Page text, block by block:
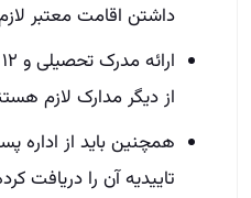
داشتن اقامت معتبر
از دیگر مدارک لازم
همچنین باید از
تاییدیه آن را دریافت